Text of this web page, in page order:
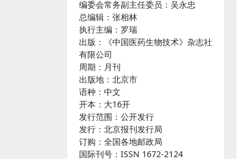
编委会常务副主任委员：吴永忠
总编辑：张相林
执行主编：罗瑞
出版：《中国医药生物技术》杂志社
有限公司
周期：月刊
出版地：北京市
语种：中文
开本：大16开
发行范围：公开发行
发行：北京报刊发行局
订购：全国各地邮政局
国际刊号：ISSN 1672-2124